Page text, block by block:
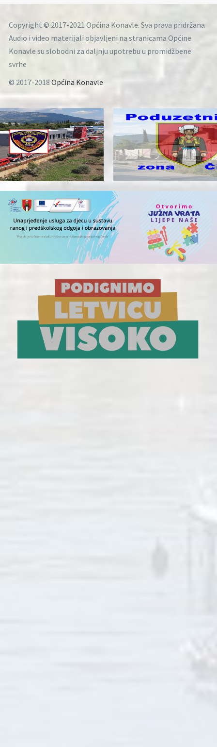
Copyright © 2017-2021 Općina Konavle. Sva prava pridržana
Audio i video materijali objavljeni na stranicama Općine
Konavle su slobodni za daljnju upotrebu u promidžbene
svrhe
© 2017-2018 Općina Konavle